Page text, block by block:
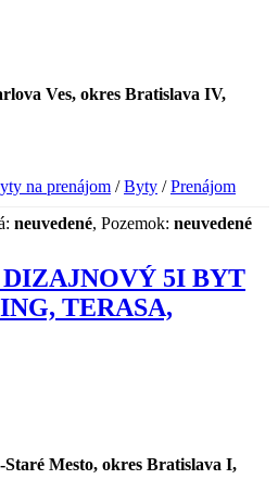
Ves, okres Bratislava IV,
na prenájom /Byty /Prenájom
neuvedené, Pozemok: neuvedené
5I BYT
TERASA,
Mesto, okres Bratislava I,